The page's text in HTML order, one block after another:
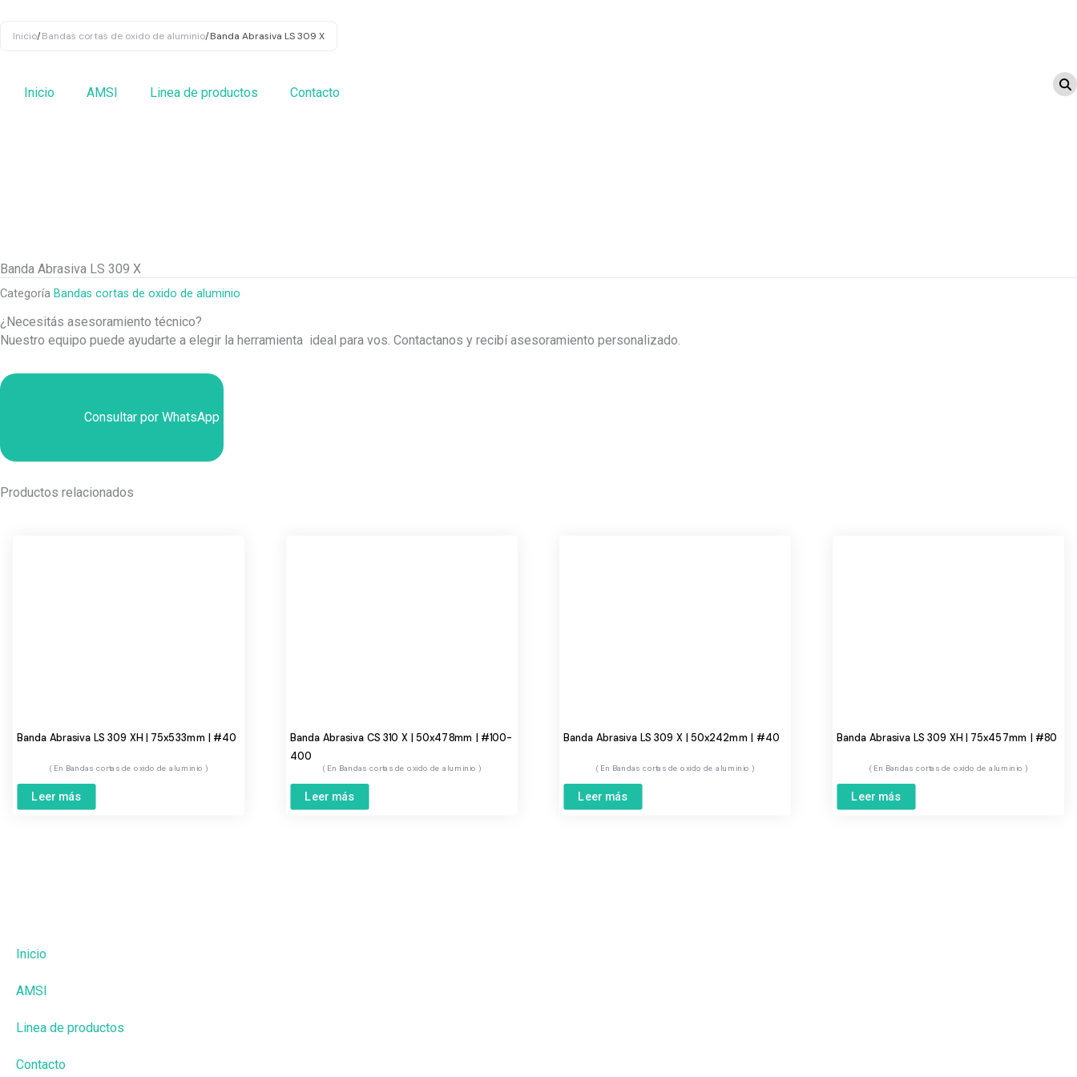
Inicio AMSI Linea de productos Contacto
Inicio/Bandas cortas de oxido de aluminio/Banda Abrasiva LS 309 X
Banda Abrasiva LS 309 X
Categoría Bandas cortas de oxido de aluminio
¿Necesitás asesoramiento técnico?
Nuestro equipo puede ayudarte a elegir la herramienta ideal para vos. Contactanos y recibí asesoramiento personalizado.
Consultar por WhatsApp
Productos relacionados
Banda Abrasiva LS 309 XH | 75x533mm | #40
Bandas cortas de oxido de aluminio
Leer más
Banda Abrasiva CS 310 X | 50x478mm | #100-
400
Bandas cortas de oxido de aluminio
Leer más
Banda Abrasiva LS 309 X | 50x242mm | #40
Bandas cortas de oxido de aluminio
Leer más
Banda Abrasiva LS 309 XH | 75x457mm | #80
Bandas cortas de oxido de aluminio
Leer más
Inicio
AMSI
Linea de productos
Contacto